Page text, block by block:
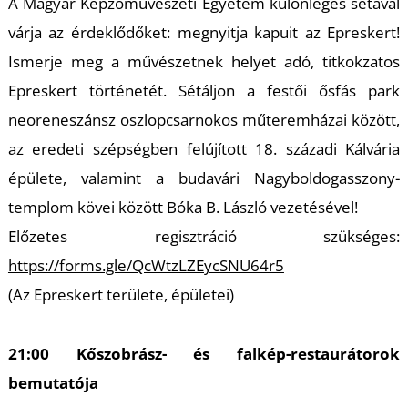
várja az érdeklődőket: megnyitja kapuit az Epreskert!
Ismerje meg a művészetnek helyet adó, titkokzatos
Epreskert történetét. Sétáljon a festői ősfás park
neoreneszánsz oszlopcsarnokos műteremházai között,
az eredeti szépségben felújított 18. századi Kálvária
épülete, valamint a budavári Nagyboldogasszony-
templom kövei között Bóka B. László vezetésével!
Előzetes regisztráció szükséges:
https://forms.gle/QcWtzLZEycSNU64r5
(Az Epreskert területe, épületei)
21:00 Kőszobrász- és falkép-restaurátorok
bemutatója